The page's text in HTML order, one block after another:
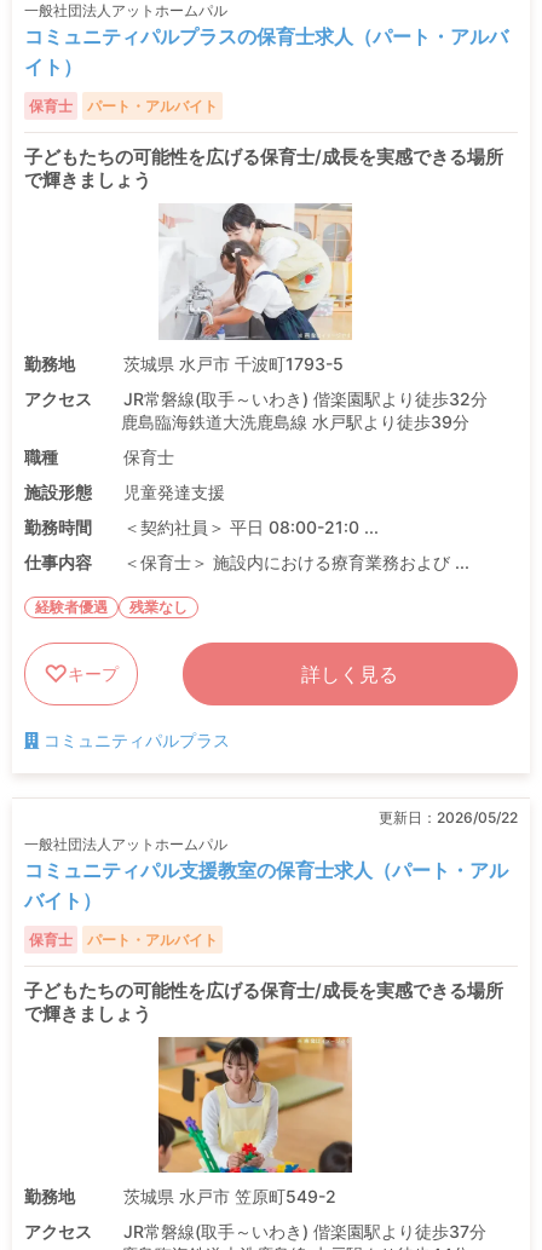
一般社団法人アットホームパル
コミュニティパルプラスの保育士求人（パート・アルバ
イト）
保育士 パート・アルバイト
子どもたちの可能性を広げる保育士/成長を実感できる場所
で輝きましょう
勤務地
茨城県 水戸市 千波町1793-5
アクセス
JR常磐線(取手～いわき) 偕楽園駅より徒歩32分
鹿島臨海鉄道大洗鹿島線 水戸駅より徒歩39分
職種
保育士
施設形態
児童発達支援
勤務時間
＜契約社員＞ 平日 08:00-21:0 ...
仕事内容
＜保育士＞ 施設内における療育業務および ...
経験者優遇 残業なし
キープ 詳しく見る
コミュニティパルプラス
更新日： 2026/05/22
一般社団法人アットホームパル
コミュニティパル支援教室の保育士求人（パート・アル
バイト）
保育士 パート・アルバイト
子どもたちの可能性を広げる保育士/成長を実感できる場所
で輝きましょう
勤務地
茨城県 水戸市 笠原町549-2
アクセス
JR常磐線(取手～いわき) 偕楽園駅より徒歩37分